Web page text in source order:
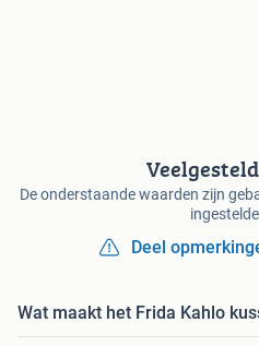
De onderstaande waarden zijn
Deel
Wat maakt het Frida Kahlo